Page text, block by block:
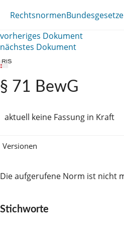
RechtsnormenBundesgesetze
vorheriges Dokument
nächstes Dokument
§ 71 BewG
aktuell keine Fassung in Kraft
Versionen
Die aufgerufene Norm ist nicht
Stichworte